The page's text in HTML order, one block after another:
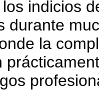
indicios
durante
la